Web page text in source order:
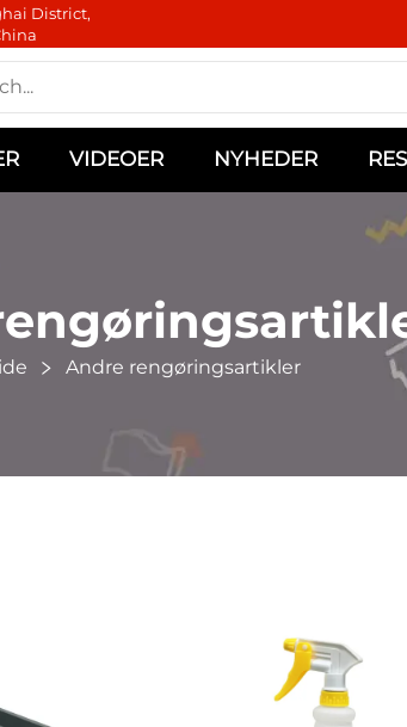
District,
VIDEOER NYHEDER
Andre rengøringsartikler